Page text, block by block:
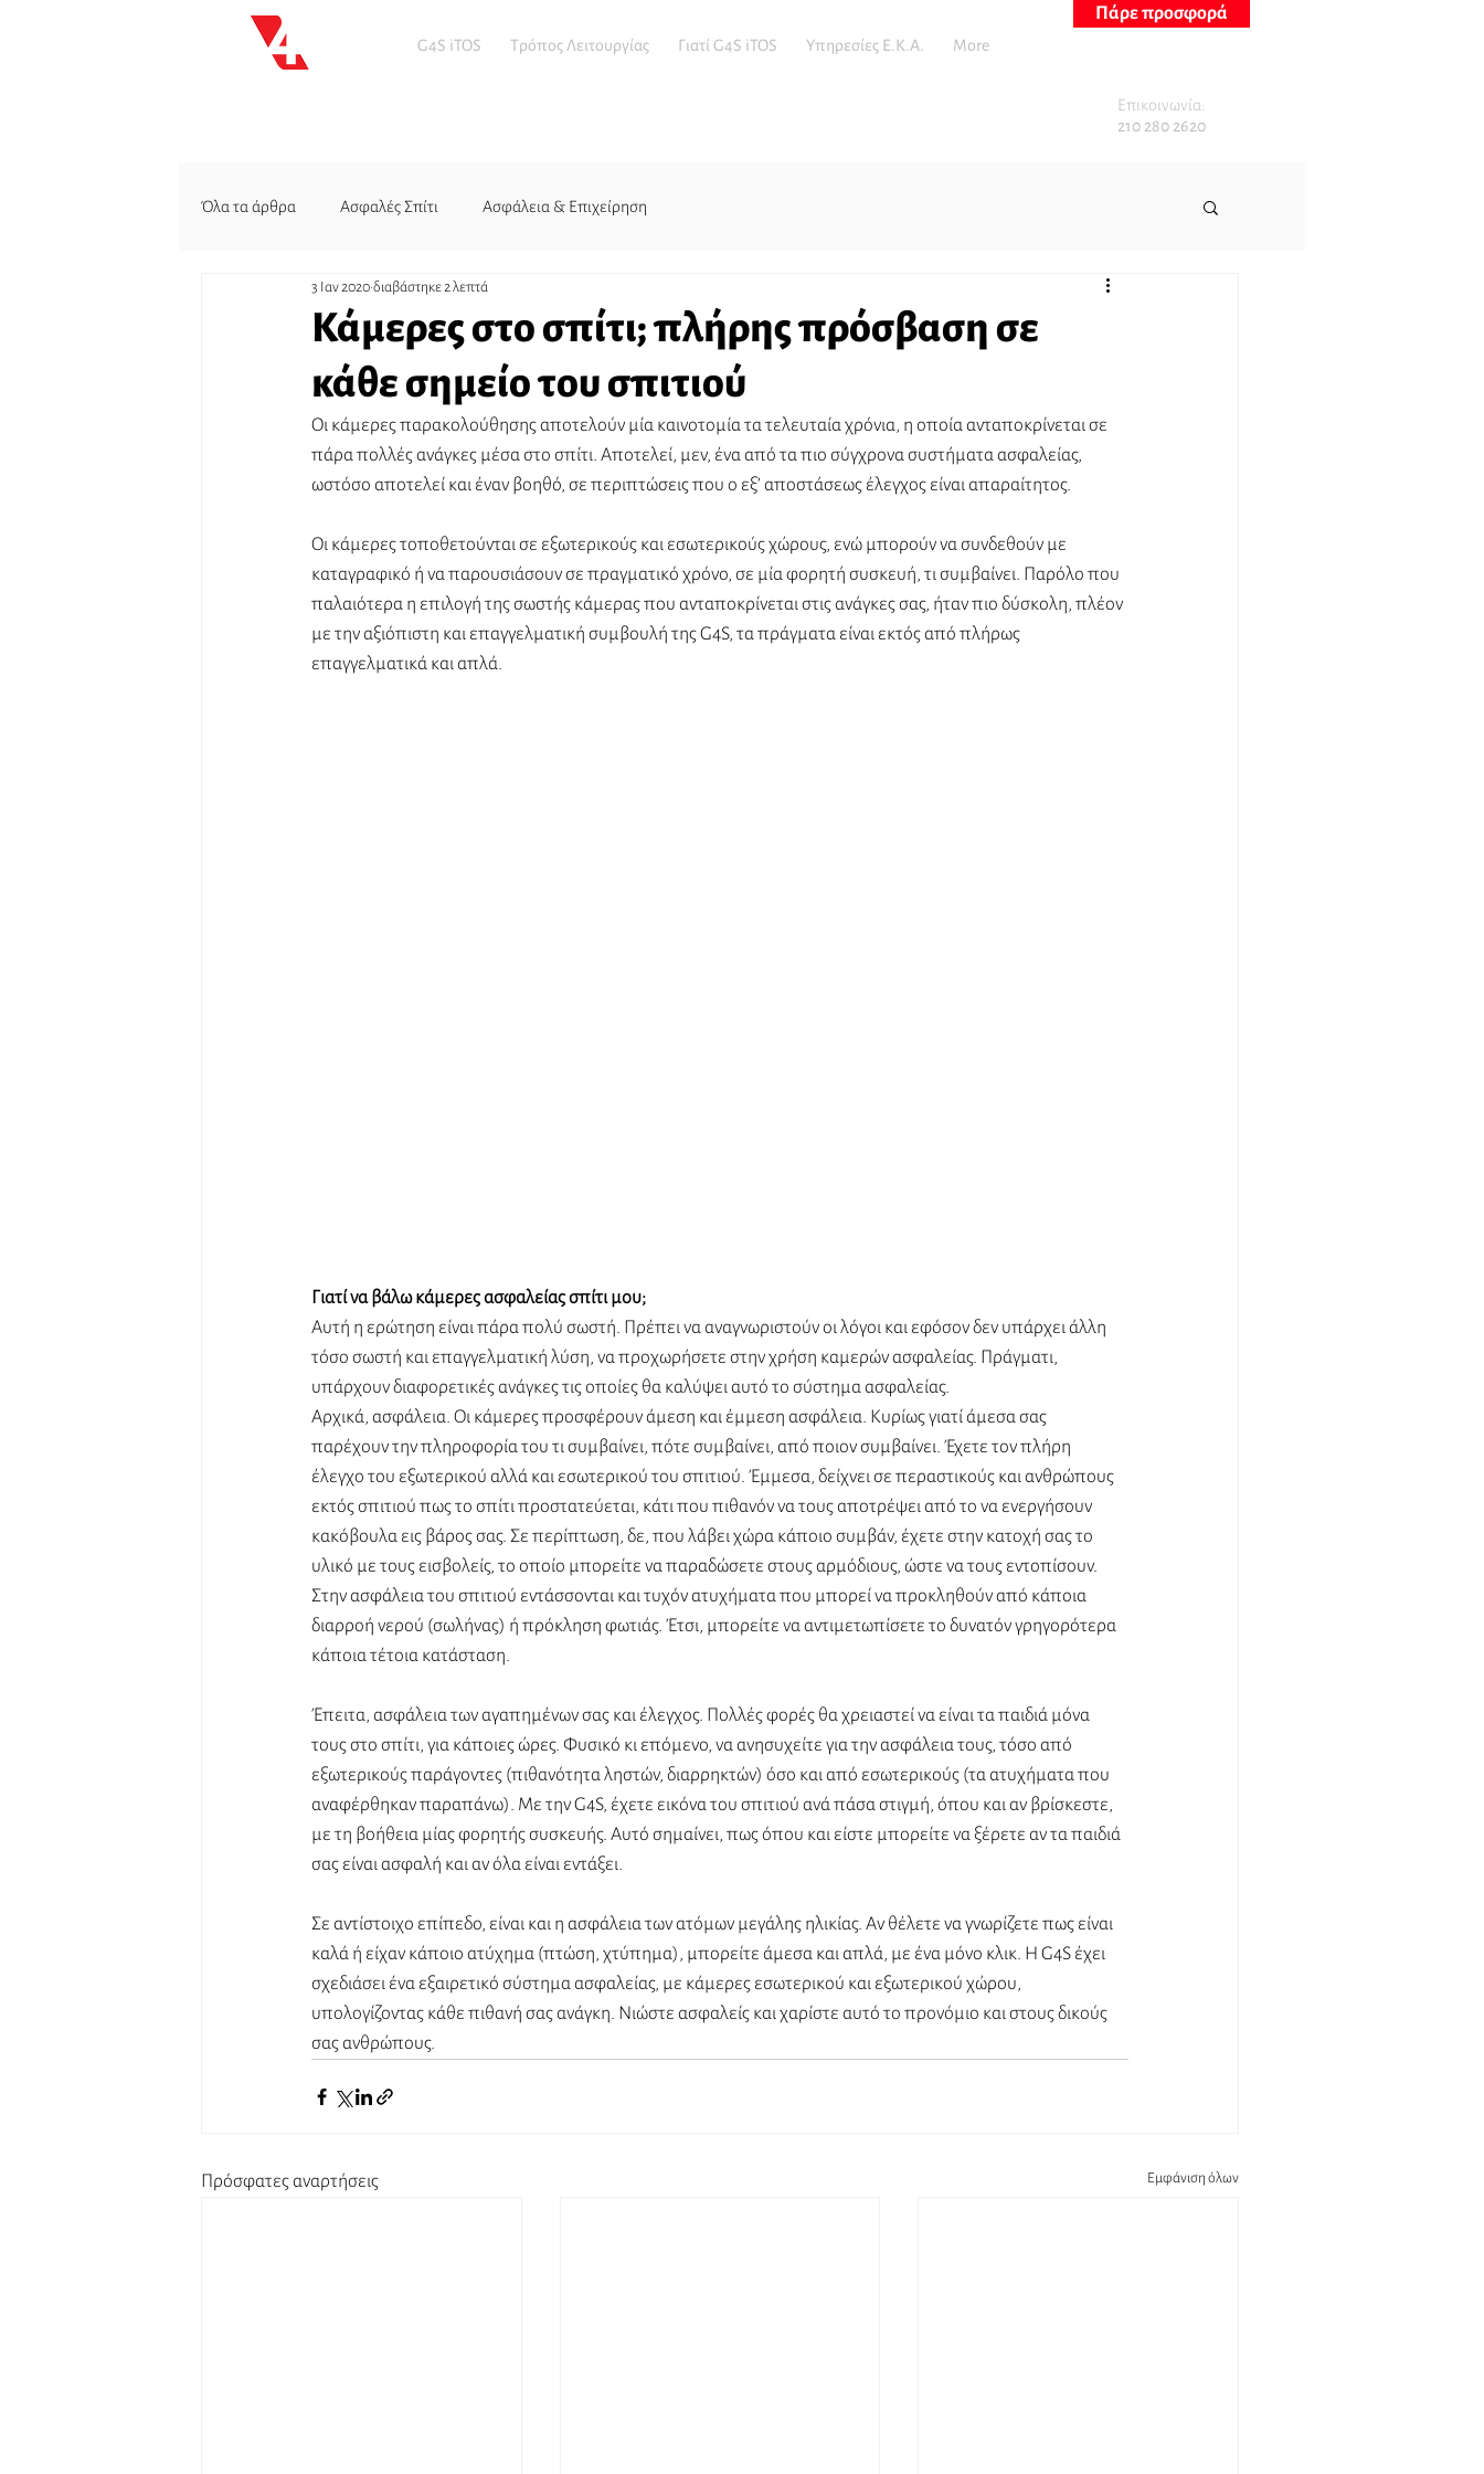
G4S iTOS Τρόπος Λειτουργίας Γιατί G4S iTOS Υπηρεσίες E.K.A. More
Πάρε προσφορά
Επικοινωνία:
210 280 2620
Όλα τα άρθρα Ασφαλές Σπίτι Ασφάλεια & Επιχείρηση
Κάμερες στο σπίτι; πλήρης πρόσβαση σε
κάθε σημείο του σπιτιού
3 Ιαν 2020 διαβάστηκε 2 λεπτά
Οι κάμερες παρακολούθησης αποτελούν μία καινοτομία τα τελευταία χρόνια, η οποία ανταποκρίνεται σε
πάρα πολλές ανάγκες μέσα στο σπίτι. Αποτελεί, μεν, ένα από τα πιο σύγχρονα συστήματα ασφαλείας,
ωστόσο αποτελεί και έναν βοηθό, σε περιπτώσεις που ο εξ’ αποστάσεως έλεγχος είναι απαραίτητος.
Οι κάμερες τοποθετούνται σε εξωτερικούς και εσωτερικούς χώρους, ενώ μπορούν να συνδεθούν με
καταγραφικό ή να παρουσιάσουν σε πραγματικό χρόνο, σε μία φορητή συσκευή, τι συμβαίνει. Παρόλο που
παλαιότερα η επιλογή της σωστής κάμερας που ανταποκρίνεται στις ανάγκες σας, ήταν πιο δύσκολη, πλέον
με την αξιόπιστη και επαγγελματική συμβουλή της G4S, τα πράγματα είναι εκτός από πλήρως
επαγγελματικά και απλά.
Γιατί να βάλω κάμερες ασφαλείας σπίτι μου;
Αυτή η ερώτηση είναι πάρα πολύ σωστή. Πρέπει να αναγνωριστούν οι λόγοι και εφόσον δεν υπάρχει άλλη
τόσο σωστή και επαγγελματική λύση, να προχωρήσετε στην χρήση καμερών ασφαλείας. Πράγματι,
υπάρχουν διαφορετικές ανάγκες τις οποίες θα καλύψει αυτό το σύστημα ασφαλείας.
Αρχικά, ασφάλεια. Οι κάμερες προσφέρουν άμεση και έμμεση ασφάλεια. Κυρίως γιατί άμεσα σας
παρέχουν την πληροφορία του τι συμβαίνει, πότε συμβαίνει, από ποιον συμβαίνει. Έχετε τον πλήρη
έλεγχο του εξωτερικού αλλά και εσωτερικού του σπιτιού. Έμμεσα, δείχνει σε περαστικούς και ανθρώπους
εκτός σπιτιού πως το σπίτι προστατεύεται, κάτι που πιθανόν να τους αποτρέψει από το να ενεργήσουν
κακόβουλα εις βάρος σας. Σε περίπτωση, δε, που λάβει χώρα κάποιο συμβάν, έχετε στην κατοχή σας το
υλικό με τους εισβολείς, το οποίο μπορείτε να παραδώσετε στους αρμόδιους, ώστε να τους εντοπίσουν.
Στην ασφάλεια του σπιτιού εντάσσονται και τυχόν ατυχήματα που μπορεί να προκληθούν από κάποια
διαρροή νερού (σωλήνας) ή πρόκληση φωτιάς. Έτσι, μπορείτε να αντιμετωπίσετε το δυνατόν γρηγορότερα
κάποια τέτοια κατάσταση.
Έπειτα, ασφάλεια των αγαπημένων σας και έλεγχος. Πολλές φορές θα χρειαστεί να είναι τα παιδιά μόνα
τους στο σπίτι, για κάποιες ώρες. Φυσικό κι επόμενο, να ανησυχείτε για την ασφάλεια τους, τόσο από
εξωτερικούς παράγοντες (πιθανότητα ληστών, διαρρηκτών) όσο και από εσωτερικούς (τα ατυχήματα που
αναφέρθηκαν παραπάνω). Με την G4S, έχετε εικόνα του σπιτιού ανά πάσα στιγμή, όπου και αν βρίσκεστε,
με τη βοήθεια μίας φορητής συσκευής. Αυτό σημαίνει, πως όπου και είστε μπορείτε να ξέρετε αν τα παιδιά
σας είναι ασφαλή και αν όλα είναι εντάξει.
Σε αντίστοιχο επίπεδο, είναι και η ασφάλεια των ατόμων μεγάλης ηλικίας. Αν θέλετε να γνωρίζετε πως είναι
καλά ή είχαν κάποιο ατύχημα (πτώση, χτύπημα), μπορείτε άμεσα και απλά, με ένα μόνο κλικ. Η G4S έχει
σχεδιάσει ένα εξαιρετικό σύστημα ασφαλείας, με κάμερες εσωτερικού και εξωτερικού χώρου,
υπολογίζοντας κάθε πιθανή σας ανάγκη. Νιώστε ασφαλείς και χαρίστε αυτό το προνόμιο και στους δικούς
σας ανθρώπους.
Πρόσφατες αναρτήσεις Εμφάνιση όλων